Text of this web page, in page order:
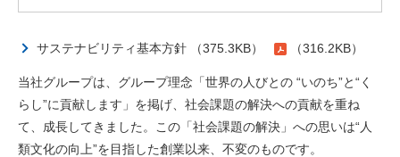
サステナビリティ基本方針 （375.3KB） （316.2KB）
当社グループは、グループ理念「世界の人びとの “いのち”と“く
らし”に貢献します」を掲げ、社会課題の解決への貢献を重ね
て、成長してきました。この「社会課題の解決」への思いは“人
類文化の向上”を目指した創業以来、不変のものです。